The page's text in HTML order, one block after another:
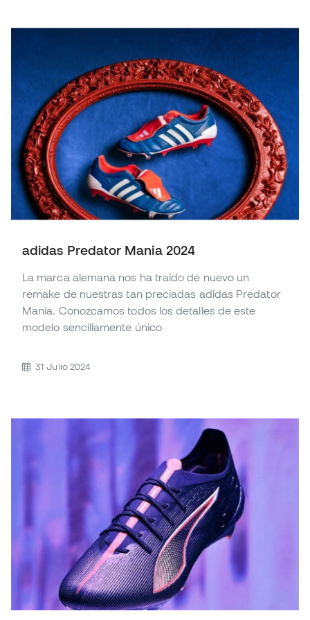
adidas Predator Mania 2024
La marca alemana nos ha traído de nuevo un
remake de nuestras tan preciadas adidas Predator
Manía. Conozcamos todos los detalles de este
modelo sencillamente único
31 Julio 2024